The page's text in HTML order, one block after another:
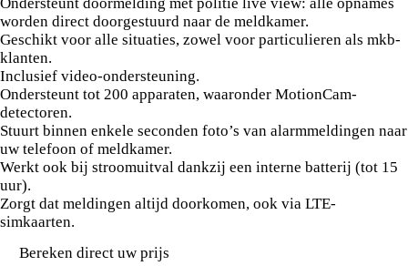
worden direct doorgestuurd naar de meldkamer.
Geschikt voor alle situaties, zowel voor particulieren als mkb-
klanten.
Inclusief video-ondersteuning.
Ondersteunt tot 200 apparaten, waaronder MotionCam-
detectoren.
Stuurt binnen enkele seconden foto’s van alarmmeldingen naar
uw telefoon of meldkamer.
Werkt ook bij stroomuitval dankzij een interne batterij (tot 15
uur).
Zorgt dat meldingen altijd doorkomen, ook via LTE-
simkaarten.
Bereken direct uw prijs